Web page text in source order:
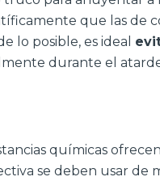
que las de
lo posible, es ideal
durante el
químicas
se deben usar